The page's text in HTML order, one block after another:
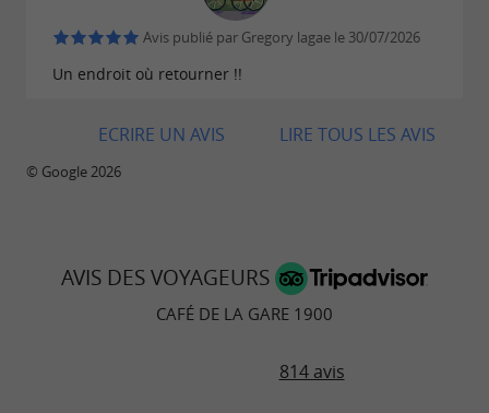
accessibleetreconnue
quelques minutes de
.
.
Avis publié par Gregory lagae le 30/07/2026
Un endroit où retourner !!
LIRE TOUS LES AVIS
ECRIRE UN AVIS
© Google 2026
AVIS DES VOYAGEURS
CAFÉ DE LA GARE 1900
814 avis